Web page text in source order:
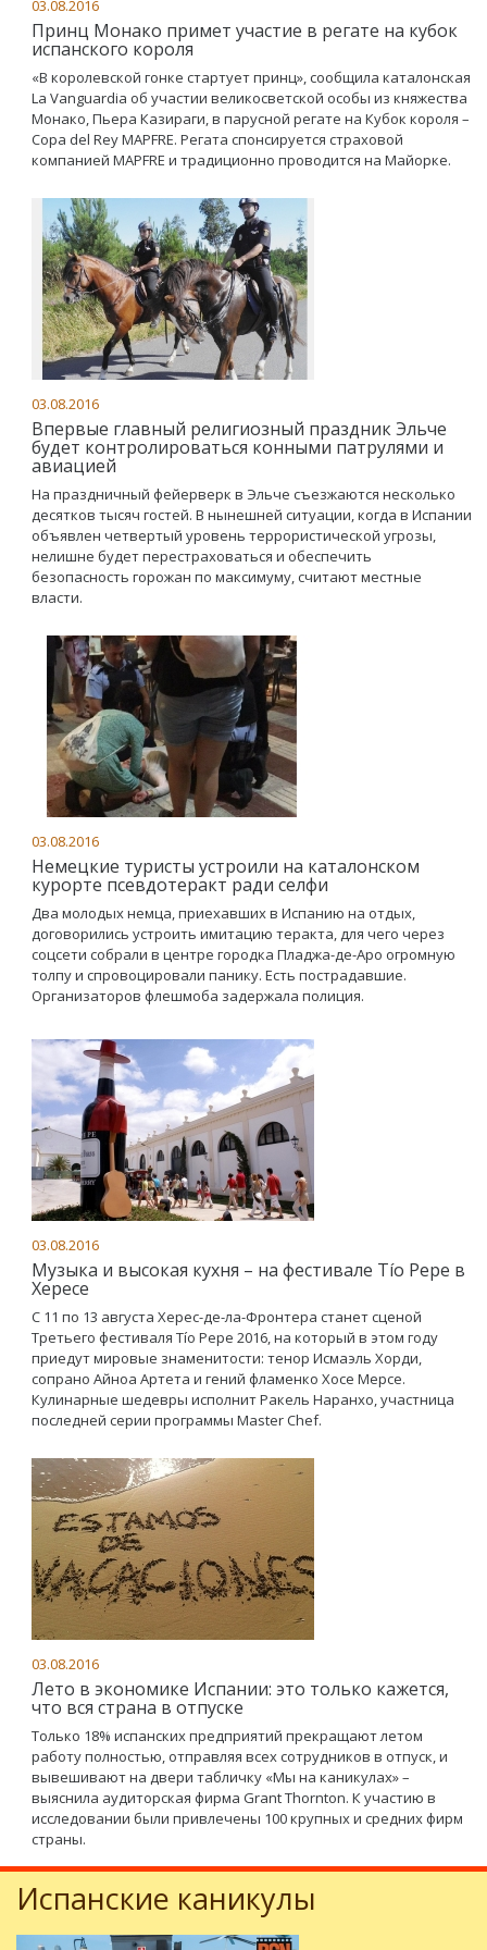
03.08.2016
Принц Монако примет участие в регате на кубок
испанского короля
«В королевской гонке стартует принц», сообщила каталонская
La Vanguardia об участии великосветской особы из княжества
Монако, Пьера Казираги, в парусной регате на Кубок короля –
Copa del Rey MAPFRE. Регата спонсируется страховой
компанией MAPFRE и традиционно проводится на Майорке.
03.08.2016
Впервые главный религиозный праздник Эльче
будет контролироваться конными патрулями и
авиацией
На праздничный фейерверк в Эльче съезжаются несколько
десятков тысяч гостей. В нынешней ситуации, когда в Испании
объявлен четвертый уровень террористической угрозы,
нелишне будет перестраховаться и обеспечить
безопасность горожан по максимуму, считают местные
власти.
03.08.2016
Немецкие туристы устроили на каталонском
курорте псевдотеракт ради селфи
Два молодых немца, приехавших в Испанию на отдых,
договорились устроить имитацию теракта, для чего через
соцсети собрали в центре городка Пладжа-де-Аро огромную
толпу и спровоцировали панику. Есть пострадавшие.
Организаторов флешмоба задержала полиция.
03.08.2016
Музыка и высокая кухня – на фестивале Tío Pepe в
Хересе
С 11 по 13 августа Херес-де-ла-Фронтера станет сценой
Третьего фестиваля Tío Pepe 2016, на который в этом году
приедут мировые знаменитости: тенор Исмаэль Хорди,
сопрано Айноа Артета и гений фламенко Хосе Мерсе.
Кулинарные шедевры исполнит Ракель Наранхо, участница
последней серии программы Master Chef.
03.08.2016
Лето в экономике Испании: это только кажется,
что вся страна в отпуске
Только 18% испанских предприятий прекращают летом
работу полностью, отправляя всех сотрудников в отпуск, и
вывешивают на двери табличку «Мы на каникулах» –
выяснила аудиторская фирма Grant Thornton. К участию в
исследовании были привлечены 100 крупных и средних фирм
страны.
Испанские каникулы